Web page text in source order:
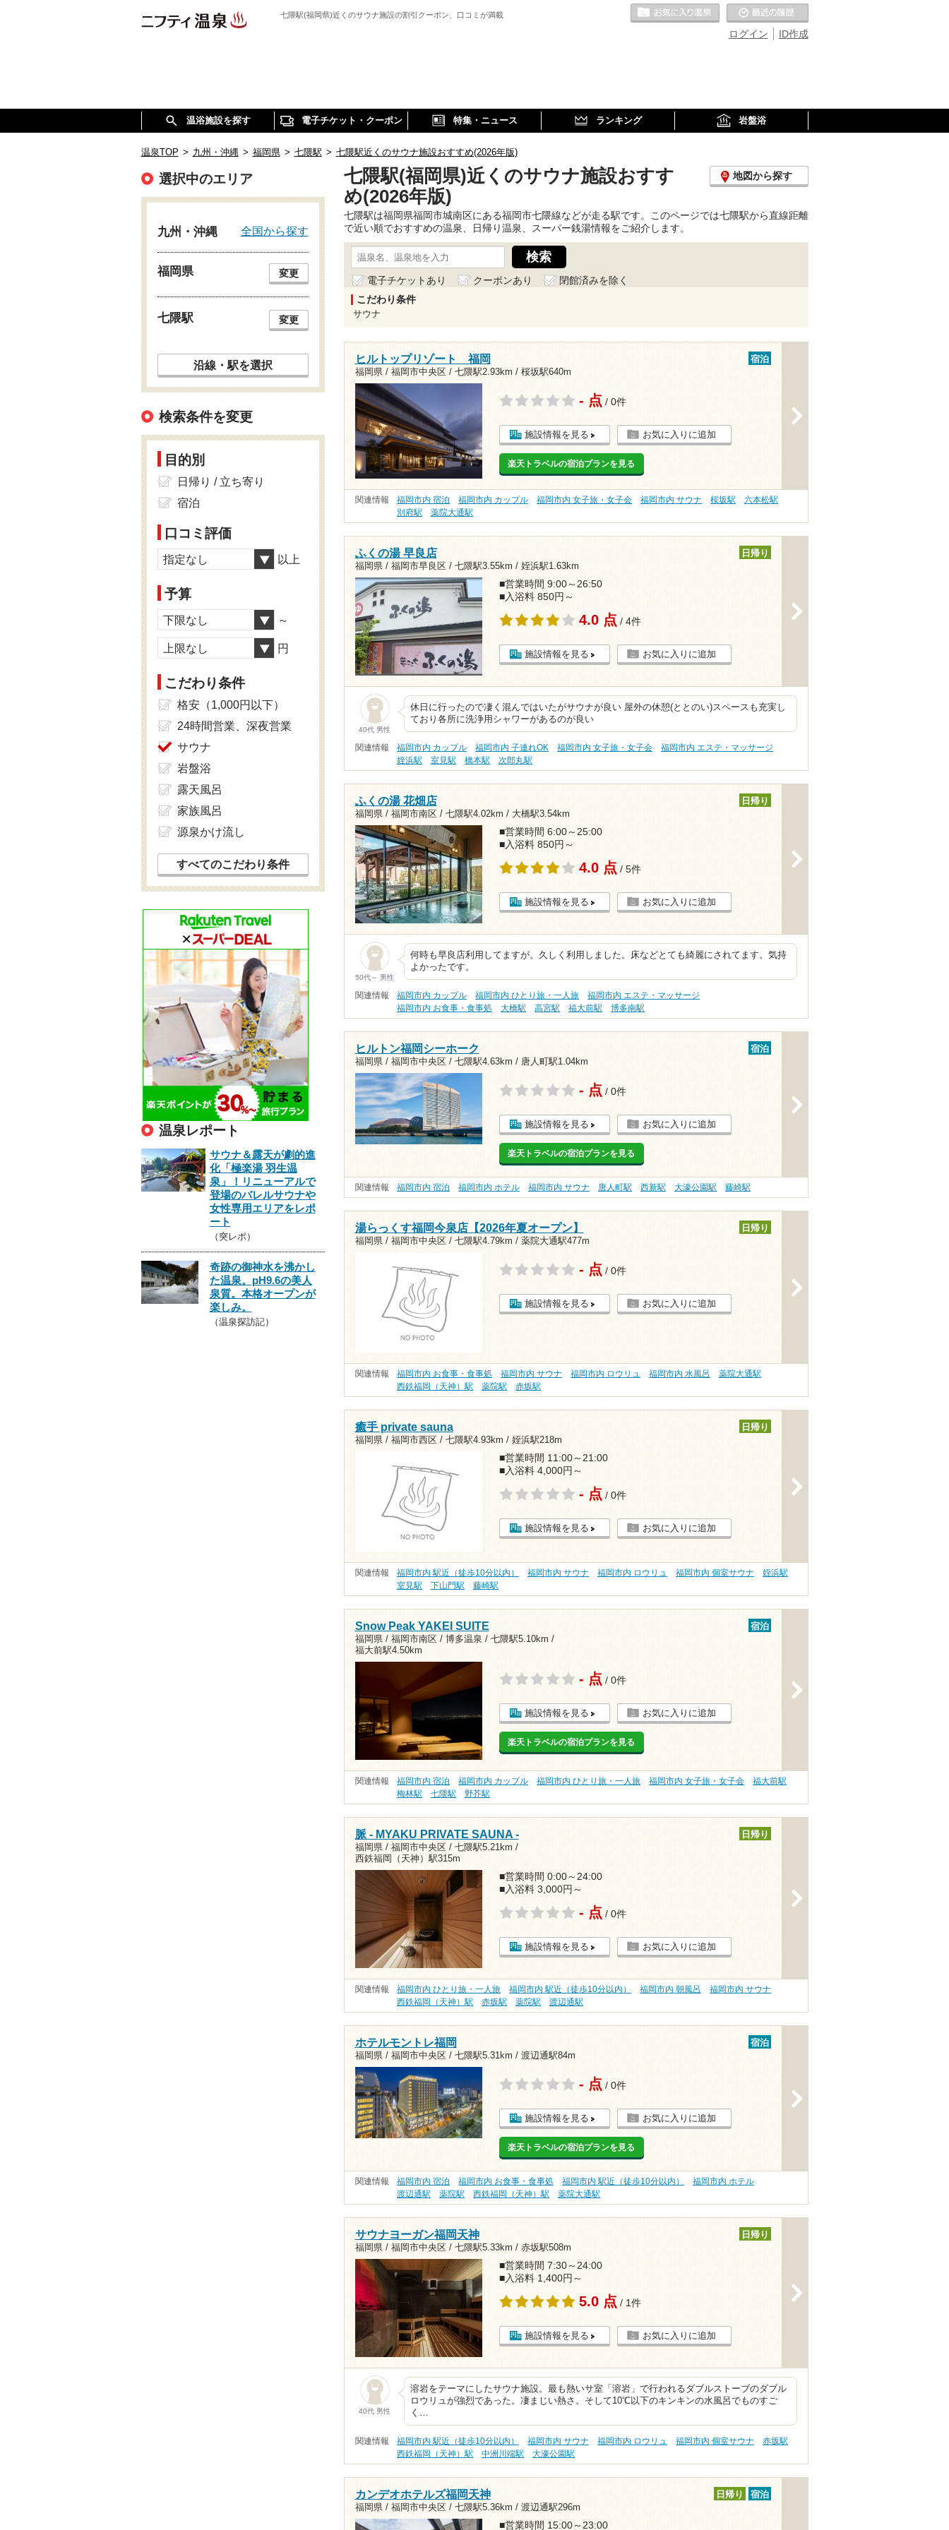
七隈駅(福岡県)近くのサウナ施設の割引クーポン、口コミが満載
ID作成
ログイン
お気に入りの温泉
温浴施設を探す 電子チケット・クーポン 特集・ニュース ランキング 岩盤浴
温泉TOP > 九州・沖縄 > 福岡県 > 七隈駅 > 七隈駅近くのサウナ施設おすすめ(2026年版)
七隈駅(福岡県)近くのサウナ施設おすす
め(2026年版)
地図から探す
七隈駅は福岡県福岡市城南区にある福岡市七隈線などが走る駅です。このページでは七隈駅から直線距離
で近い順でおすすめの温泉、日帰り温泉、スーパー銭湯情報をご紹介します。
電子チケットあり クーポンあり
閉館済みを除く
こだわり条件
サウナ
ヒルトップリゾート 福岡
福岡県 / 福岡市中央区 / 七隈駅2.93km / 桜坂駅640m
宿泊
- 点 / 0件
施設情報を見る お気に入りに追加
楽天トラベルの宿泊プランを見る
関連情報 福岡市内 宿泊 福岡市内 カップル 福岡市内 女子旅・女子会 福岡市内 サウナ 桜坂駅
六本松駅
別府駅
薬院大通駅
ふくの湯 早良店
福岡県 / 福岡市早良区 / 七隈駅3.55km / 姪浜駅1.63km
日帰り
■営業時間 9:00～26:50
■入浴料 850円～
4.0 点 / 4件
施設情報を見る お気に入りに追加
40代 男性
休日に行ったので凄く混んではいたがサウナが良い 屋外の休憩(ととのい)スペースも充実し
ており各所に洗浄用シャワーがあるのが良い
関連情報 福岡市内 カップル 福岡市内 子連れOK 福岡市内 女子旅・女子会
福岡市内 エステ・マッサージ
姪浜駅
室見駅 橋本駅 次郎丸駅
ふくの湯 花畑店
福岡県 / 福岡市南区 / 七隈駅4.02km / 大橋駅3.54km
日帰り
■営業時間 6:00～25:00
■入浴料 850円～
4.0 点 / 5件
施設情報を見る お気に入りに追加
50代～ 男性
何時も早良店利用してますが。久しく利用しました。床などとても綺麗にされてます。気持
よかったです。
関連情報 福岡市内 カップル 福岡市内 ひとり旅・一人旅
福岡市内 エステ・マッサージ
福岡市内 お食事・食事処
大橋駅 高宮駅 福大前駅 博多南駅
ヒルトン福岡シーホーク
福岡県 / 福岡市中央区 / 七隈駅4.63km / 唐人町駅1.04km
宿泊
- 点 / 0件
施設情報を見る お気に入りに追加
楽天トラベルの宿泊プランを見る
関連情報 福岡市内 宿泊 福岡市内 ホテル 福岡市内 サウナ 唐人町駅 西新駅 大濠公園駅 藤崎駅
湯らっくす福岡今泉店【2026年夏オープン】
福岡県 / 福岡市中央区 / 七隈駅4.79km / 薬院大通駅477m
日帰り
- 点 / 0件
施設情報を見る お気に入りに追加
関連情報 福岡市内 お食事・食事処 福岡市内 サウナ 福岡市内 ロウリュ 福岡市内 水風呂
薬院大通駅
西鉄福岡（天神）駅
薬院駅 赤坂駅
癒手 private sauna
福岡県 / 福岡市西区 / 七隈駅4.93km / 姪浜駅218m
日帰り
■営業時間 11:00～21:00
■入浴料 4,000円～
- 点 / 0件
施設情報を見る お気に入りに追加
関連情報 福岡市内 駅近（徒歩10分以内） 福岡市内 サウナ 福岡市内 ロウリュ 福岡市内 個室サウナ
姪浜駅
室見駅
下山門駅 藤崎駅
Snow Peak YAKEI SUITE
福岡県 / 福岡市南区 / 博多温泉 / 七隈駅5.10km /
福大前駅4.50km
宿泊
- 点 / 0件
施設情報を見る お気に入りに追加
楽天トラベルの宿泊プランを見る
関連情報 福岡市内 宿泊 福岡市内 カップル 福岡市内 ひとり旅・一人旅 福岡市内 女子旅・女子会
福大前駅
梅林駅
七隈駅 野芥駅
脈 - MYAKU PRIVATE SAUNA -
福岡県 / 福岡市中央区 / 七隈駅5.21km /
西鉄福岡（天神）駅315m
日帰り
■営業時間 0:00～24:00
■入浴料 3,000円～
- 点 / 0件
施設情報を見る お気に入りに追加
関連情報 福岡市内 ひとり旅・一人旅 福岡市内 駅近（徒歩10分以内） 福岡市内 朝風呂
福岡市内 サウナ
西鉄福岡（天神）駅
赤坂駅 薬院駅 渡辺通駅
ホテルモントレ福岡
福岡県 / 福岡市中央区 / 七隈駅5.31km / 渡辺通駅84m
宿泊
- 点 / 0件
施設情報を見る お気に入りに追加
楽天トラベルの宿泊プランを見る
関連情報 福岡市内 宿泊 福岡市内 お食事・食事処 福岡市内 駅近（徒歩10分以内）
福岡市内 ホテル
渡辺通駅
薬院駅 西鉄福岡（天神）駅 薬院大通駅
サウナヨーガン福岡天神
福岡県 / 福岡市中央区 / 七隈駅5.33km / 赤坂駅508m
日帰り
■営業時間 7:30～24:00
■入浴料 1,400円～
5.0 点 / 1件
施設情報を見る お気に入りに追加
40代 男性
溶岩をテーマにしたサウナ施設。最も熱いサ室「溶岩」で行われるダブルストーブのダブル
ロウリュが強烈であった。凄まじい熱さ。そして10℃以下のキンキンの水風呂でものすご
く…
関連情報 福岡市内 駅近（徒歩10分以内） 福岡市内 サウナ 福岡市内 ロウリュ 福岡市内 個室サウナ
赤坂駅
西鉄福岡（天神）駅
中洲川端駅 大濠公園駅
カンデオホテルズ福岡天神
福岡県 / 福岡市中央区 / 七隈駅5.36km / 渡辺通駅296m
日帰り 宿泊
■営業時間 15:00～23:00
選択中のエリア
九州・沖縄 全国から探す
福岡県 変更
七隈駅 変更
沿線・駅を選択
検索条件を変更
目的別
日帰り / 立ち寄り
宿泊
口コミ評価
指定なし 以上
予算
下限なし ～
上限なし 円
こだわり条件
格安（1,000円以下）
24時間営業、深夜営業
サウナ
岩盤浴
露天風呂
家族風呂
源泉かけ流し
すべてのこだわり条件
温泉レポート
サウナ＆露天が劇的進
化「極楽湯 羽生温
泉」！リニューアルで
登場のバレルサウナや
女性専用エリアをレポ
ート
（突レポ）
奇跡の御神水を沸かし
た温泉。pH9.6の美人
泉質。本格オープンが
楽しみ。
（温泉探訪記）